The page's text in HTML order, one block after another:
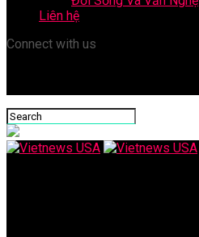
Liên hệ
Connect with us